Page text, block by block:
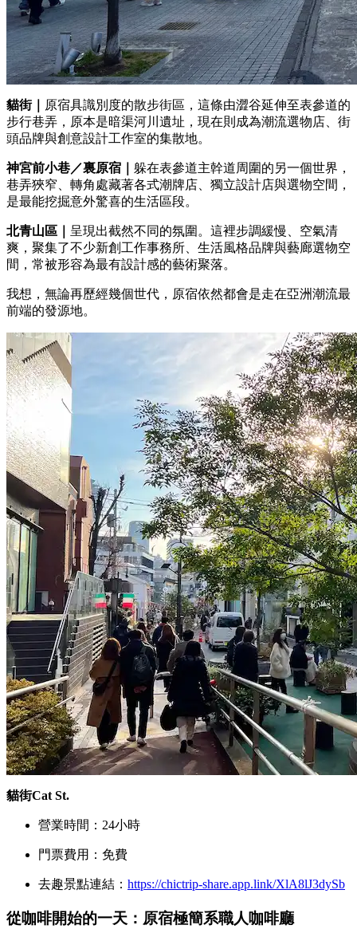
貓街｜
原宿具識別度的散步街區，這條由澀谷延伸至表參道的
步行巷弄，原本是暗渠河川遺址，現在則成為潮流選物店、街
頭品牌與創意設計工作室的集散地。
神宮前小巷／裏原宿｜ 躲在表參道主幹道周圍的另一個世界，
巷弄狹窄、轉角處藏著各式潮牌店、獨立設計店與選物空間，
是最能挖掘意外驚喜的生活區段。
北青山區｜ 呈現出截然不同的氛圍。這裡步調緩慢、空氣清
爽，聚集了不少新創工作事務所、生活風格品牌與藝廊選物空
間，常被形容為最有設計感的藝術聚落。
我想，無論再歷經幾個世代，原宿依然都會是走在亞洲潮流最
前端的發源地。
貓街Cat St.
營業時間：24小時
門票費用：免費
去趣景點連結： https://chictrip-share.app.link/XlA8lJ3dySb
從咖啡開始的一天：原宿極簡系職人咖啡廳